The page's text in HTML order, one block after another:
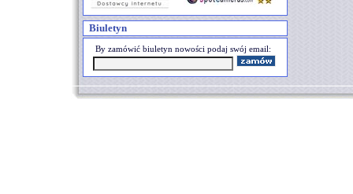
Biuletyn
By zamówić biuletyn nowości podaj swój email: